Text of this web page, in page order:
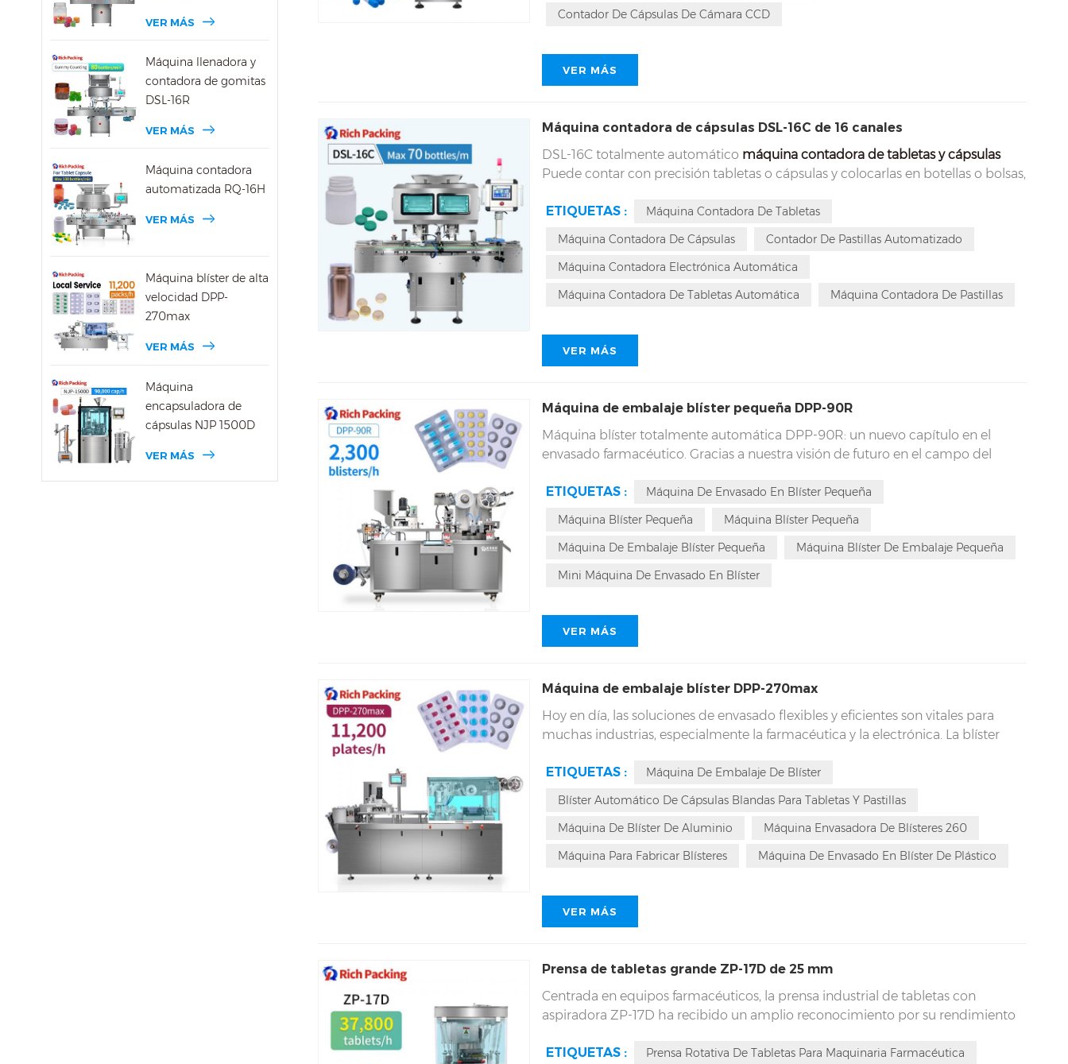
VER MÁS
Máquina llenadora y
contadora de gomitas
DSL-16R
VER MÁS
Máquina contadora
automatizada RQ-16H
VER MÁS
Máquina blíster de alta
velocidad DPP-
270max
VER MÁS
Máquina
encapsuladora de
cápsulas NJP 1500D
VER MÁS
Contador De Cápsulas De Cámara CCD
VER MÁS
Máquina contadora de cápsulas DSL-16C de 16 canales
DSL-16C totalmente automático máquina contadora de tabletas y cápsulas
Puede contar con precisión tabletas o cápsulas y colocarlas en botellas o bolsas,
innovador incluye un módulo de conteo de alta potencia, componentes
principales modulares, placa vibratoria con bloqueo de un botón y plataforma
vibratoria cerrada, lo que facilita su uso y facilita su limpieza y mantenimiento.
ETIQUETAS :
Máquina Contadora De Tabletas
Máquina Contadora De Cápsulas
Contador De Pastillas Automatizado
Máquina Contadora Electrónica Automática
Máquina Contadora De Tabletas Automática
Máquina Contadora De Pastillas
VER MÁS
Máquina de embalaje blíster pequeña DPP-90R
Máquina blíster totalmente automática DPP-90R: un nuevo capítulo en el
envasado farmacéutico. Gracias a nuestra visión de futuro en el campo del
totalmente automática DPP-90R. Nuestro equipo de expertos cuenta con la
experiencia necesaria para desarrollar este producto único. Ya sea en términos
de velocidad, rendimiento o innovación, establece nuevos estándares en el
envasado farmacéutico.
ETIQUETAS :
Máquina De Envasado En Blíster Pequeña
Máquina Blíster Pequeña
Máquina Blíster Pequeña
Máquina De Embalaje Blíster Pequeña
Máquina Blíster De Embalaje Pequeña
Mini Máquina De Envasado En Blíster
VER MÁS
Máquina de embalaje blíster DPP-270max
Hoy en día, las soluciones de envasado flexibles y eficientes son vitales para
muchas industrias, especialmente la farmacéutica y la electrónica. La blíster
eficiente, diseñado a medida para estas necesidades, con numerosas
características únicas y un excelente diseño, lo que la convierte en la opción
ETIQUETAS :
Máquina De Embalaje De Blíster
Blíster Automático De Cápsulas Blandas Para Tabletas Y Pastillas
Máquina De Blíster De Aluminio
Máquina Envasadora De Blísteres 260
Máquina Para Fabricar Blísteres
Máquina De Envasado En Blíster De Plástico
VER MÁS
Prensa de tabletas grande ZP-17D de 25 mm
Centrada en equipos farmacéuticos, la prensa industrial de tabletas con
aspiradora ZP-17D ha recibido un amplio reconocimiento por su rendimiento
fabricantes de prensas de tabletas farmacéuticas de China, la ZP-17D es más
ETIQUETAS :
Prensa Rotativa De Tabletas Para Maquinaria Farmacéutica